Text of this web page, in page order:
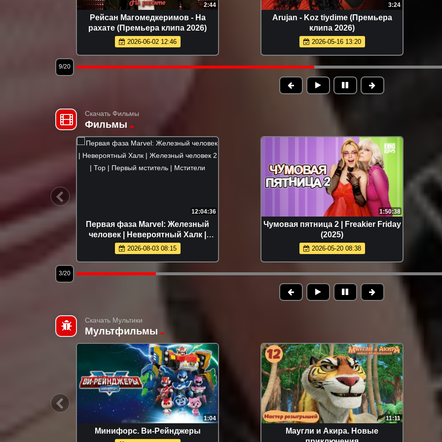
3:17
ХАННА - Танцуй (Премьера 2026)
2026-06-14 11:27
3:40
Артур Халатов - Покайфуем
(Премьера клипа 2026)
2026-05-16 13:14
12/20
Скачать Фильмы
Фильмы
12:04:36
Первая фаза Marvel: Железный
человек | Невероятный Халк |
Железный человек 2 | Тор | Первый
мститель | Мстители
2026-08-03 08:15
1:50:38
Чумовая пятница 2 | Freakier Friday
(2025)
2026-05-20 08:38
3/20
Скачать Мультики
Мультфильмы
1:04
Минифорс. Ви-Рейнджеры
11:11
Маугли и Акира. Новые